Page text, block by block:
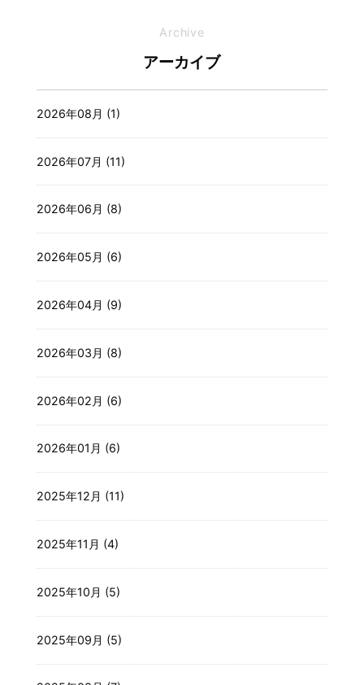
Archive
アーカイブ
2026年08月 (1)
2026年07月 (11)
2026年06月 (8)
2026年05月 (6)
2026年04月 (9)
2026年03月 (8)
2026年02月 (6)
2026年01月 (6)
2025年12月 (11)
2025年11月 (4)
2025年10月 (5)
2025年09月 (5)